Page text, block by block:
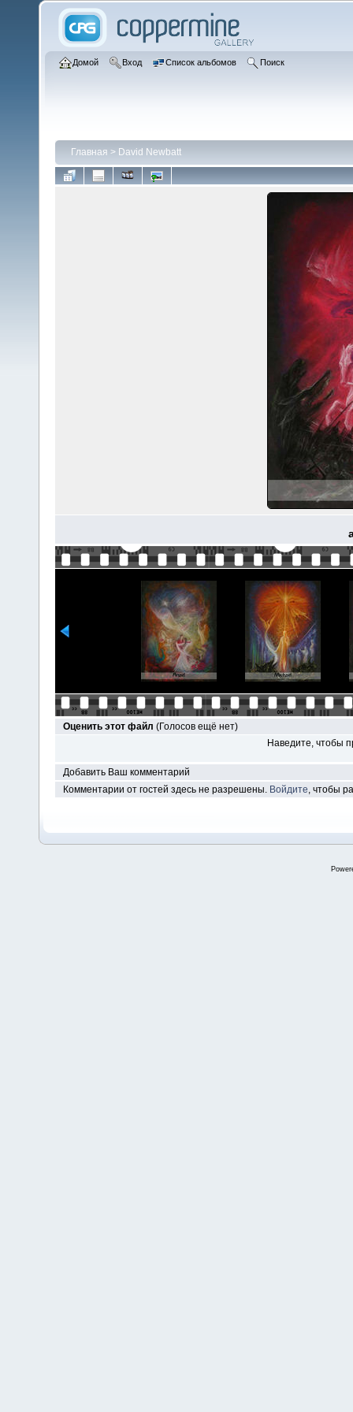
Домой Вход Список альбомов Поиск
Главная > David Newbatt
Оценить этот файл (Голосов ещё нет)
Наведите, чтобы
Добавить Ваш комментарий
Комментарии от гостей здесь не разрешены. Войдите, чтобы